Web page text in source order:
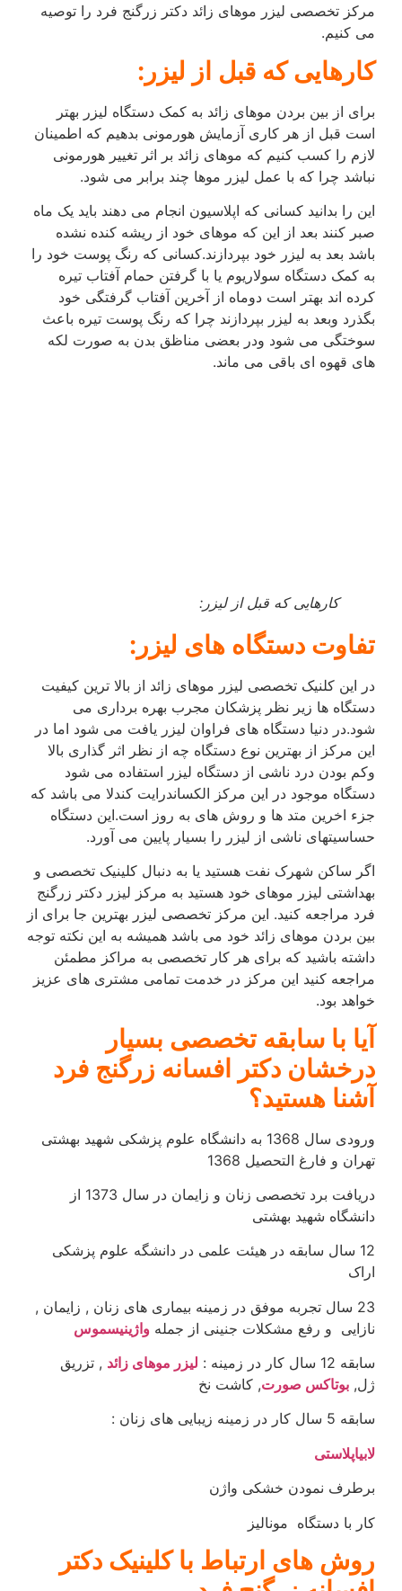
مرکز تخصصی لیزر موهای زائد دکتر زرگنج فرد را توصیه
می کنیم.
کارهایی که قبل از لیزر:
برای از بین بردن موهای زائد به کمک دستگاه لیزر بهتر
است قبل از هر کاری آزمایش هورمونی بدهیم که اطمینان
لازم را کسب کنیم که موهای زائد بر اثر تغییر هورمونی
نباشد چرا که با عمل لیزر موها چند برابر می شود.
این را بدانید کسانی که اپلاسیون انجام می دهند باید یک ماه
صبر کنند بعد از این که موهای خود از ریشه کنده نشده
باشد بعد به لیزر خود بپردازند.کسانی که رنگ پوست خود را
به کمک دستگاه سولاریوم یا با گرفتن حمام آفتاب تیره
کرده اند بهتر است دوماه از آخرین آفتاب گرفتگی خود
بگذرد وبعد به لیزر بپردازند چرا که رنگ پوست تیره باعث
سوختگی می شود ودر بعضی مناظق بدن به صورت لکه
های قهوه ای باقی می ماند.
کارهایی که قبل از لیزر:
تفاوت دستگاه های لیزر:
در این کلنیک تخصصی لیزر موهای زائد از بالا ترین کیفیت
دستگاه ها زیر نظر پزشکان مجرب بهره برداری می
شود.در دنیا دستگاه های فراوان لیزر یافت می شود اما در
این مرکز از بهترین نوع دستگاه چه از نظر اثر گذاری بالا
وکم بودن درد ناشی از دستگاه لیزر استفاده می شود
دستگاه موجود در این مرکز الکساندرایت کندلا می باشد که
جزء اخرین متد ها و روش های به روز است.این دستگاه
حساسیتهای ناشی از لیزر را بسیار پایین می آورد.
اگر ساکن شهرک نفت هستید یا به دنبال کلینیک تخصصی و
بهداشتی لیزر موهای خود هستید به مرکز لیزر دکتر زرگنج
فرد مراجعه کنید. این مرکز تخصصی لیزر بهترین جا برای از
بین بردن موهای زائد خود می باشد همیشه به این نکته توجه
داشته باشید که برای هر کار تخصصی به مراکز مطمئن
مراجعه کنید این مرکز در خدمت تمامی مشتری های عزیز
خواهد بود.
آیا با سابقه تخصصی بسیار
درخشان دکتر افسانه زرگنج فرد
آشنا هستید؟
ورودی سال 1368 به دانشگاه علوم پزشکی شهید بهشتی
تهران و فارغ التحصیل 1368
دریافت برد تخصصی زنان و زایمان در سال 1373 از
دانشگاه شهید بهشتی
12 سال سابقه در هیئت علمی در دانشگه علوم پزشکی
اراک
23 سال تجربه موفق در زمینه بیماری های زنان , زایمان ,
نازایی و رفع مشکلات جنینی از جملهواژینیسموس
سابقه 12 سال کار در زمینه :
لیزر موهای زائد, تزریق
ژل,بوتاکس صورت, کاشت نخ
سابقه 5 سال کار در زمینه زیبایی های زنان :
لابیاپلاستی
برطرف نمودن خشکی واژن
کار با دستگاه مونالیز
روش های ارتباط با کلینیک دکتر